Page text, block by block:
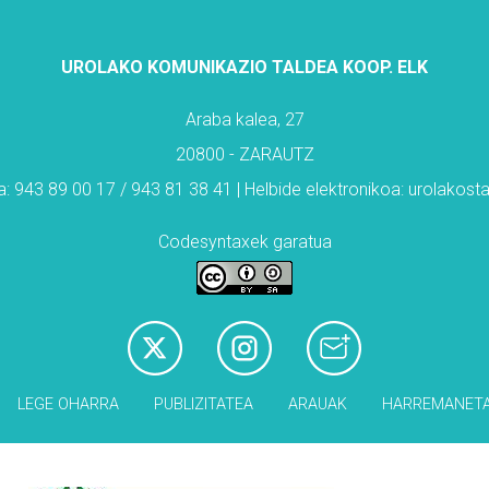
UROLAKO KOMUNIKAZIO TALDEA KOOP. ELK
Araba kalea, 27
20800 - ZARAUTZ
943 89 00 17 / 943 81 38 41 | Helbide elektronikoa:
Codesyntaxek garatua
LEGE OHARRA PUBLIZITATEA ARAUAK